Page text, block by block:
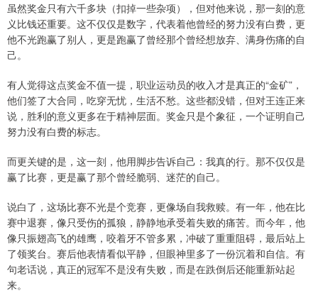
虽然奖金只有六千多块（扣掉一些杂项），但对他来说，那一刻的意
义比钱还重要。这不仅仅是数字，代表着他曾经的努力没有白费，更
他不光跑赢了别人，更是跑赢了曾经那个曾经想放弃、满身伤痛的自
己。
有人觉得这点奖金不值一提，职业运动员的收入才是真正的“金矿”，
他们签了大合同，吃穿无忧，生活不愁。这些都没错，但对王连正来
说，胜利的意义更多在于精神层面。奖金只是个象征，一个证明自己
努力没有白费的标志。
而更关键的是，这一刻，他用脚步告诉自己：我真的行。那不仅仅是
赢了比赛，更是赢了那个曾经脆弱、迷茫的自己。
说白了，这场比赛不光是个竞赛，更像场自我救赎。有一年，他在比
赛中退赛，像只受伤的孤狼，静静地承受着失败的痛苦。而今年，他
像只振翅高飞的雄鹰，咬着牙不管多累，冲破了重重阻碍，最后站上
了领奖台。赛后他表情看似平静，但眼神里多了一份沉着和自信。有
句老话说，真正的冠军不是没有失败，而是在跌倒后还能重新站起
来。